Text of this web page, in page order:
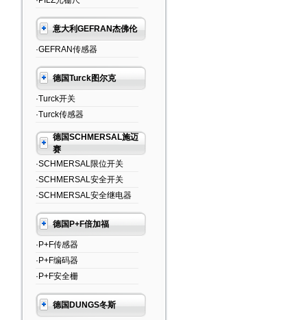
意大利GEFRAN杰佛伦
·GEFRAN传感器
德国Turck图尔克
·Turck开关
·Turck传感器
德国SCHMERSAL施迈
赛
·SCHMERSAL限位开关
·SCHMERSAL安全开关
·SCHMERSAL安全继电器
德国P+F倍加福
·P+F传感器
·P+F编码器
·P+F安全栅
德国DUNGS冬斯